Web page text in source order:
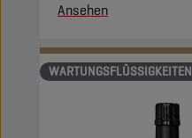
Ansehen
WARTUNGSFLÜSSIGKEITEN